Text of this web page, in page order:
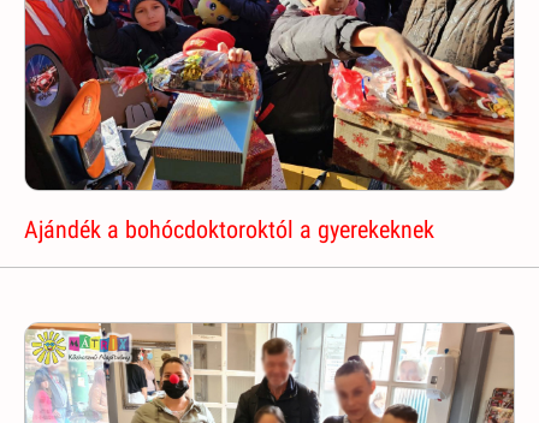
Ajándék a bohócdoktoroktól a gyerekeknek